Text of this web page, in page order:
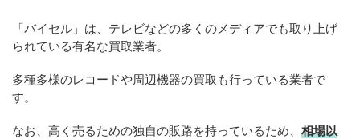
「バイセル」は、テレビなどの多くのメディアでも取り上げ
られている有名な買取業者。
多種多様のレコードや周辺機器の買取も行っている業者で
す。
なお、高く売るための独自の販路を持っているため、 相場以